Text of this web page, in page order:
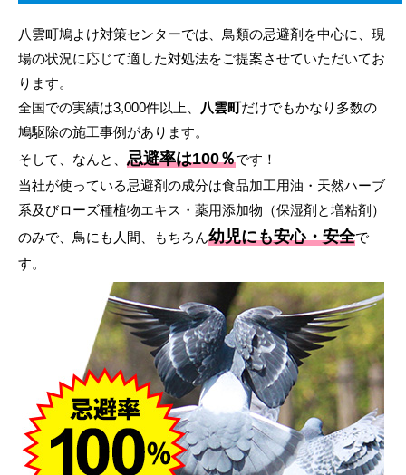
八雲町鳩よけ対策センターでは、鳥類の忌避剤を中心に、現
場の状況に応じて適した対処法をご提案させていただいてお
ります。
全国での実績は3,000件以上、
八雲町だけでもかなり多数の
鳩駆除の施工事例があります。
そして、なんと、 忌避率は100％です！
当社が使っている忌避剤の成分は食品加工用油・天然ハーブ
系及びローズ種植物エキス・薬用添加物（保湿剤と増粘剤）
のみで、鳥にも人間、もちろん幼児にも安心・安全で
す。